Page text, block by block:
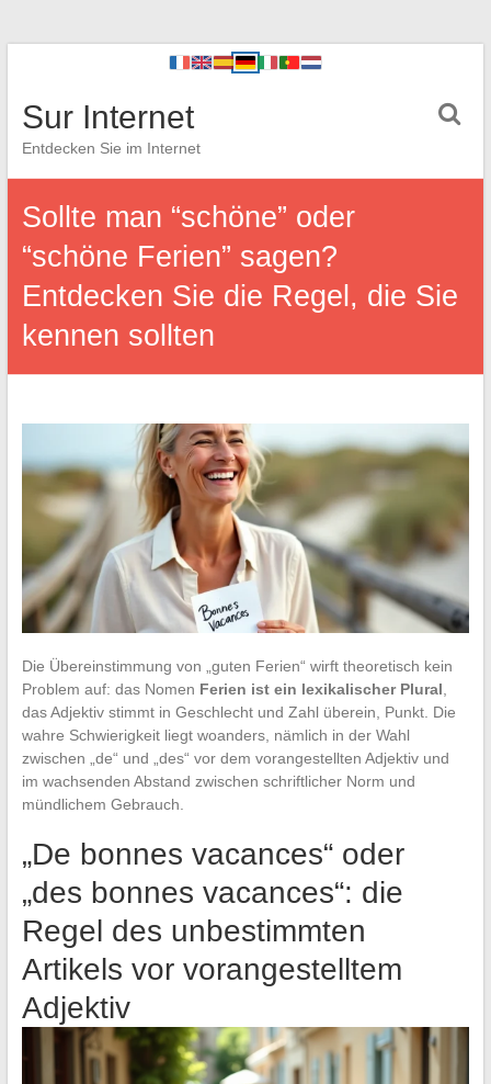
Sur Internet
Entdecken Sie im Internet
Sollte man “schöne” oder
“schöne Ferien” sagen?
Entdecken Sie die Regel, die Sie
kennen sollten
Die Übereinstimmung von „guten Ferien“ wirft theoretisch kein
Problem auf: das Nomen Ferien ist ein lexikalischer Plural
das Adjektiv stimmt in Geschlecht und Zahl überein, Punkt. Die
wahre Schwierigkeit liegt woanders, nämlich in der Wahl
zwischen „de“ und „des“ vor dem vorangestellten Adjektiv und
im wachsenden Abstand zwischen schriftlicher Norm und
mündlichem Gebrauch.
„De bonnes vacances“ oder
„des bonnes vacances“: die
Regel des unbestimmten
Artikels vor vorangestelltem
Adjektiv